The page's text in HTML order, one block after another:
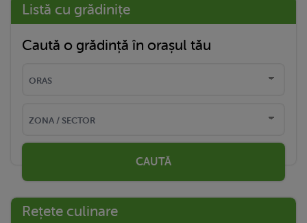
Listă cu grădinițe
Caută o grădință în orașul tău
CAUTĂ
Rețete culinare